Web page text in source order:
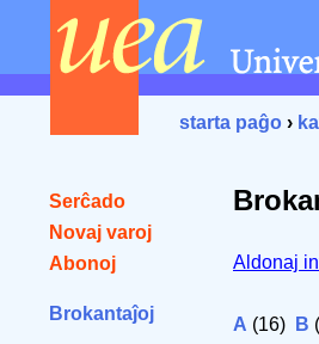
starta paĝo ›
Serĉado
Novaj varoj
Abonoj
Brokantaĵoj
Aldonaj
A (16) B